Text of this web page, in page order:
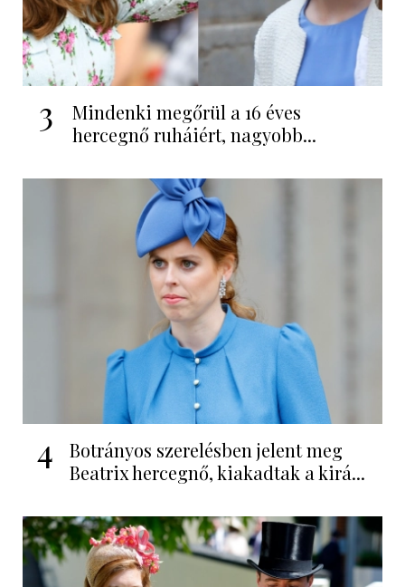
3
Mindenki megőrül a 16 éves
hercegnő ruháiért, nagyobb...
4
Botrányos szerelésben jelent meg
Beatrix hercegnő, kiakadtak a kirá...